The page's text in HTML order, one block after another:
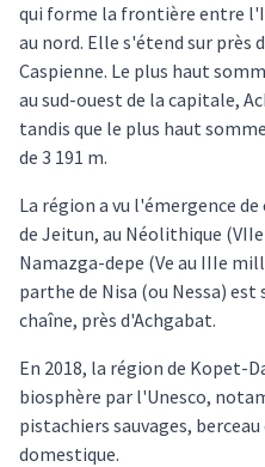
qui forme la frontière entre
au nord. Elle s'étend sur près
Caspienne. Le plus haut
au sud-ouest de la capitale,
tandis que le plus haut
de 3 191 m.
La région a vu l'émergence
de Jeitun, au Néolithique
Namazga-depe (Ve au IIIe
parthe de Nisa (ou Nessa)
chaîne, près d'Achgabat.
En 2018, la région de Kopet-
biosphère par l'Unesco,
pistachiers sauvages,
domestique.